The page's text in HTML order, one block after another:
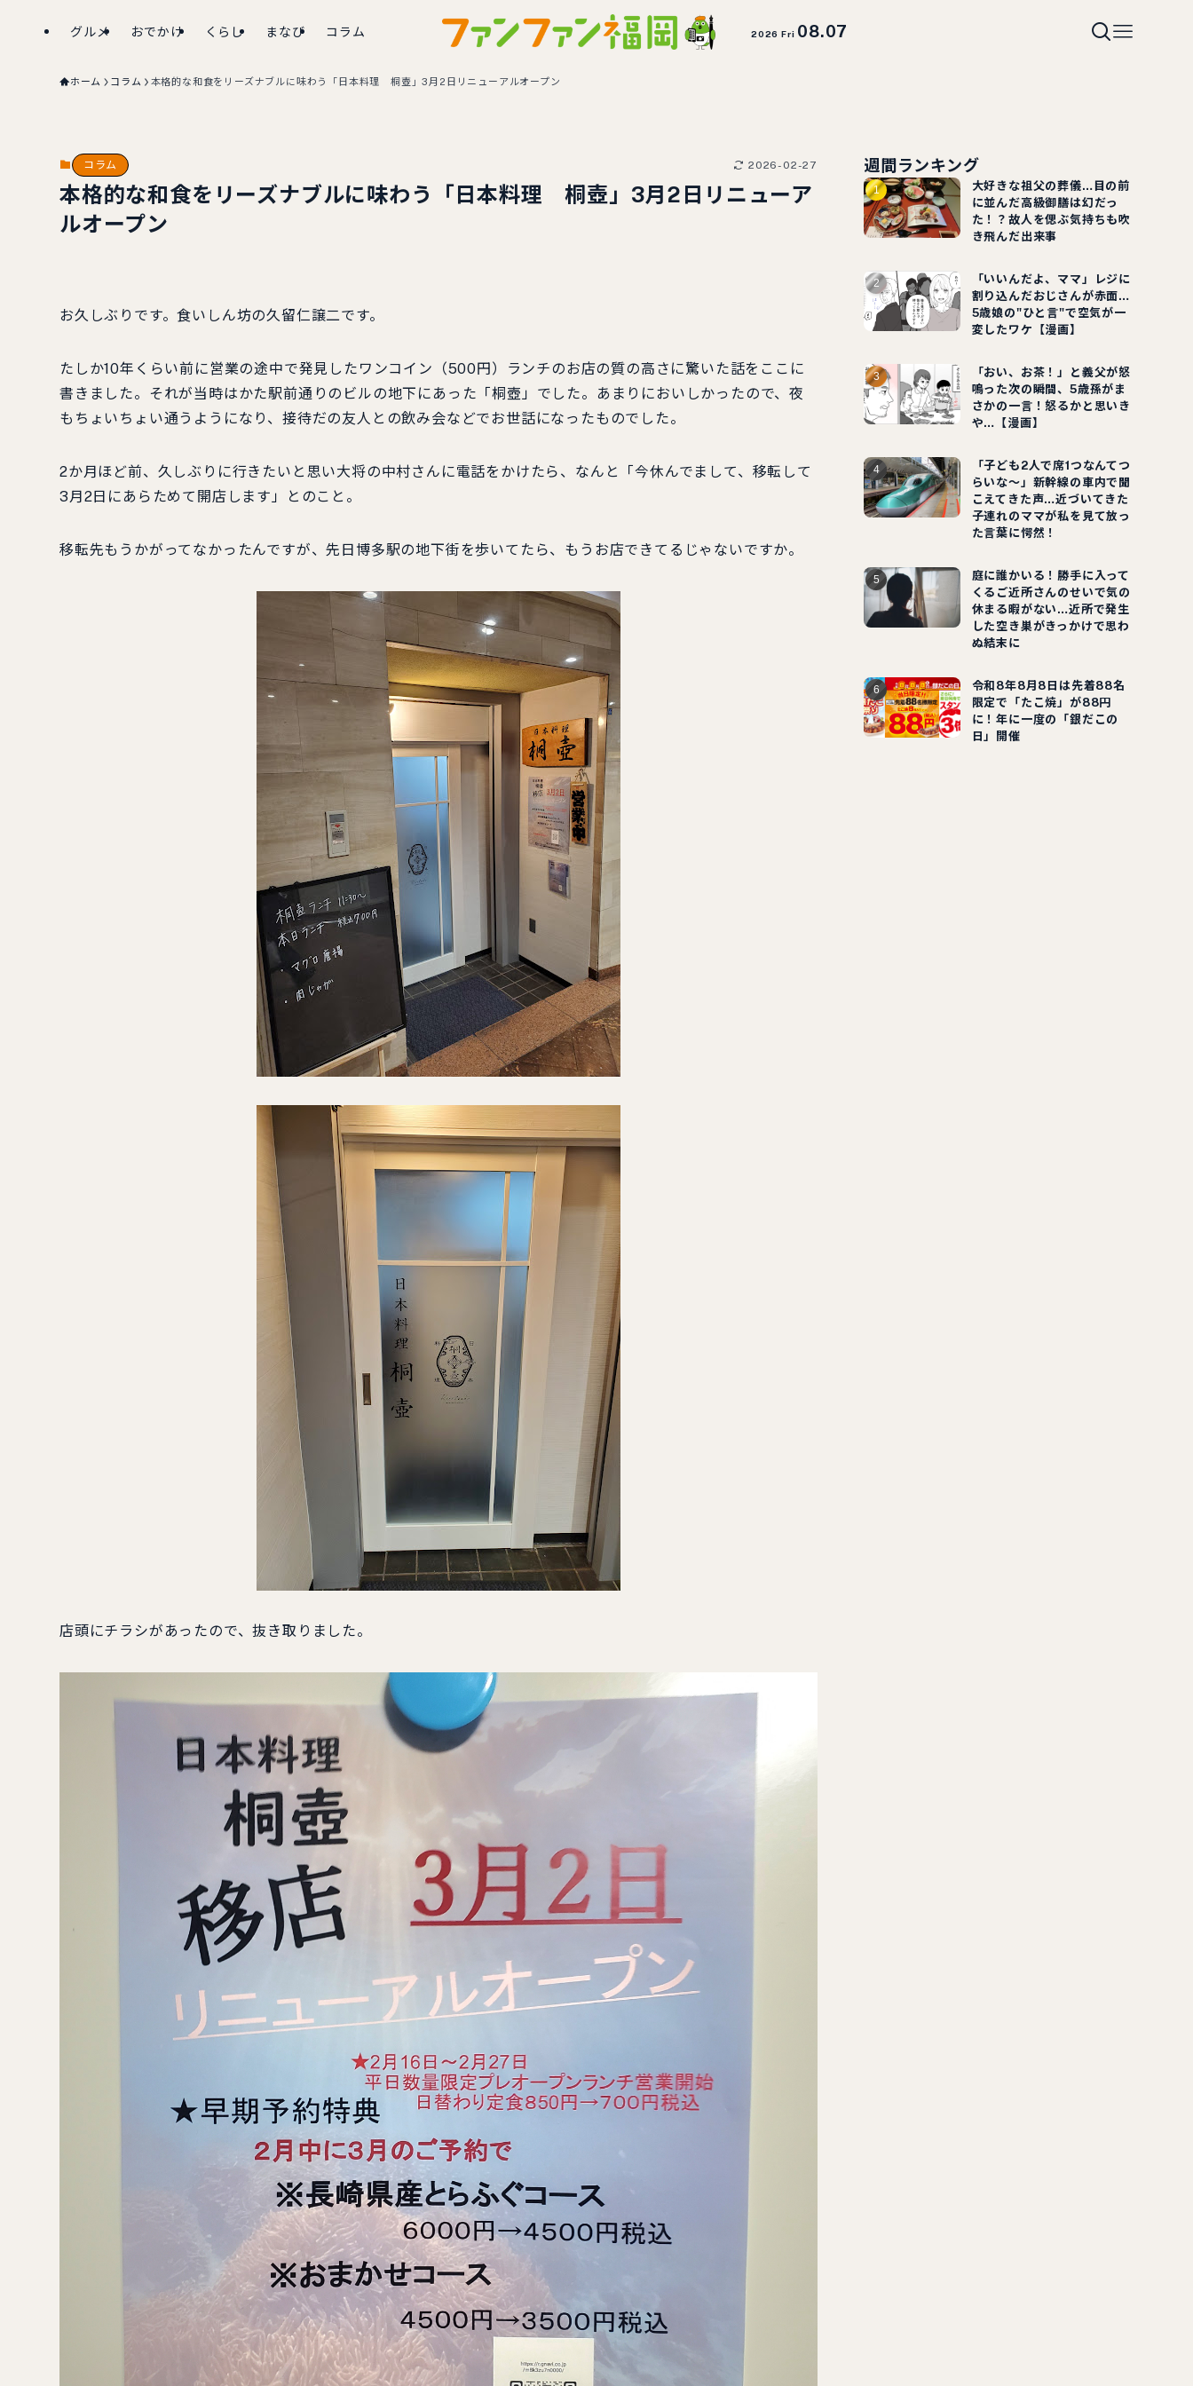
グルメ おでかけ くらし まなび コラム 2026 Fri 08.07
ホーム コラム 本格的な和食をリーズナブルに味わう「日本料理 桐壺」3月2日リニューアルオープン
コラム 2026-02-27
本格的な和食をリーズナブルに味わう「日本料理 桐壺」3月2日リニューア
ルオープン
お久しぶりです。食いしん坊の久留仁譲二です。
たしか10年くらい前に営業の途中で発見したワンコイン（500円）ランチのお店の質の高さに驚いた話をここに
書きました。それが当時はかた駅前通りのビルの地下にあった「桐壺」でした。あまりにおいしかったので、夜
もちょいちょい通うようになり、接待だの友人との飲み会などでお世話になったものでした。
2か月ほど前、久しぶりに行きたいと思い大将の中村さんに電話をかけたら、なんと「今休んでまして、移転して
3月2日にあらためて開店します」とのこと。
移転先もうかがってなかったんですが、先日博多駅の地下街を歩いてたら、もうお店できてるじゃないですか。
店頭にチラシがあったので、抜き取りました。
週間ランキング
大好きな祖父の葬儀…目の前
に並んだ高級御膳は幻だっ
た！？故人を偲ぶ気持ちも吹
き飛んだ出来事
「いいんだよ、ママ」レジに
割り込んだおじさんが赤面…
5歳娘の"ひと言"で空気が一
変したワケ【漫画】
「おい、お茶！」と義父が怒
鳴った次の瞬間、5歳孫がま
さかの一言！怒るかと思いき
や…【漫画】
「子ども2人で席1つなんてつ
らいな～」新幹線の車内で聞
こえてきた声…近づいてきた
子連れのママが私を見て放っ
た言葉に愕然！
庭に誰かいる！勝手に入って
くるご近所さんのせいで気の
休まる暇がない…近所で発生
した空き巣がきっかけで思わ
ぬ結末に
令和8年8月8日は先着88名
限定で「たこ焼」が88円
に！年に一度の「銀だこの
日」開催